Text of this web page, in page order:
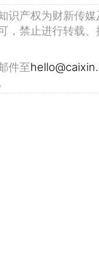
识产权为财新传
，禁止进行转载
件至